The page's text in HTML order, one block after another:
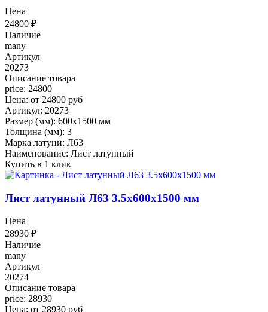
Цена
24800 ₽
Наличие
many
Артикул
20273
Описание товара
price: 24800
Цена: от 24800 руб
Артикул: 20273
Размер (мм): 600x1500 мм
Толщина (мм): 3
Марка латуни: Л63
Наименование: Лист латунный
Купить в 1 клик
Лист латунный Л63 3.5x600x1500 мм
Цена
28930 ₽
Наличие
many
Артикул
20274
Описание товара
price: 28930
Цена: от 28930 руб